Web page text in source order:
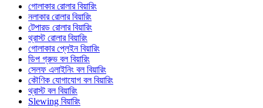
গোলাকার রোলার বিয়ারিং
নলাকার রোলার বিয়ারিং
টেপারড রোলার বিয়ারিং
থ্রাস্ট রোলার বিয়ারিং
গোলাকার প্লেইন বিয়ারিং
ডিপ গ্রুভ বল বিয়ারিং
সেলফ এলাইনিং বল বিয়ারিং
কৌণিক যোগাযোগ বল বিয়ারিং
থ্রাস্ট বল বিয়ারিং
Slewing বিয়ারিং